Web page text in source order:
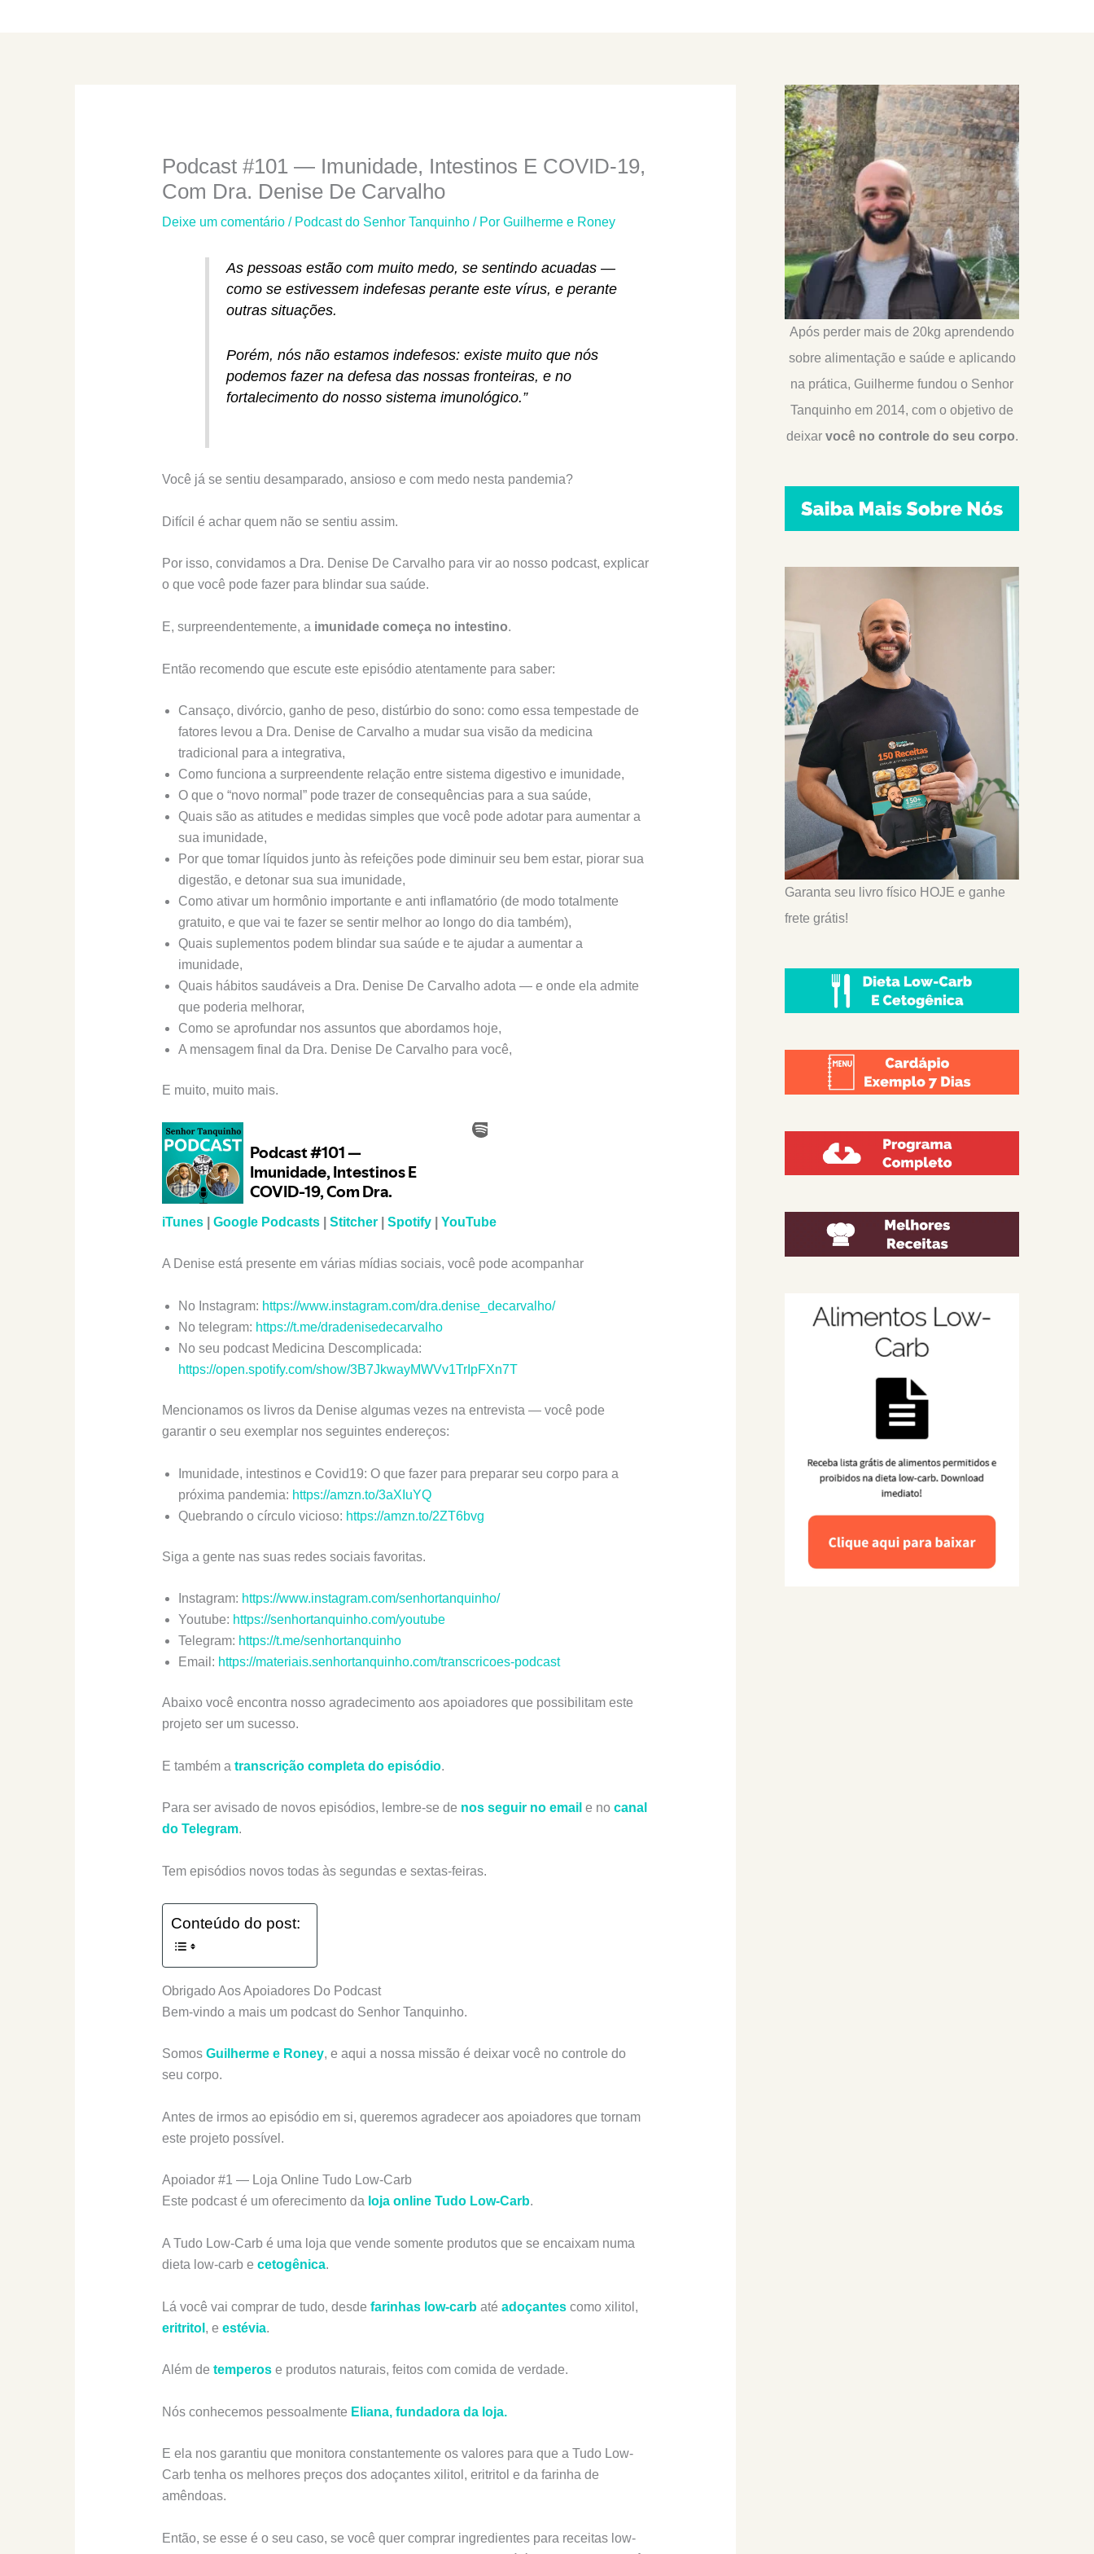
Podcast #101 — Imunidade, Intestinos E COVID-19,
Com Dra. Denise De Carvalho
Deixe um comentário / Podcast do Senhor Tanquinho/ Por Guilherme e Roney
As pessoas estão com muito medo, se sentindo acuadas —
como se estivessem indefesas perante este vírus, e perante
outras situações.
Porém, nós não estamos indefesos: existe muito que nós
podemos fazer na defesa das nossas fronteiras, e no
fortalecimento do nosso sistema imunológico.”
Você já se sentiu desamparado, ansioso e com medo nesta pandemia?
Difícil é achar quem não se sentiu assim.
Por isso, convidamos a Dra. Denise De Carvalho para vir ao nosso podcast, explicar
o que você pode fazer para blindar sua saúde.
E, surpreendentemente, a imunidade começa no intestino.
Então recomendo que escute este episódio atentamente para saber:
Cansaço, divórcio, ganho de peso, distúrbio do sono: como essa tempestade de
fatores levou a Dra. Denise de Carvalho a mudar sua visão da medicina
tradicional para a integrativa,
Como funciona a surpreendente relação entre sistema digestivo e imunidade,
O que o “novo normal” pode trazer de consequências para a sua saúde,
Quais são as atitudes e medidas simples que você pode adotar para aumentar a
sua imunidade,
Por que tomar líquidos junto às refeições pode diminuir seu bem estar, piorar sua
digestão, e detonar sua sua imunidade,
Como ativar um hormônio importante e anti inflamatório (de modo totalmente
gratuito, e que vai te fazer se sentir melhor ao longo do dia também),
Quais suplementos podem blindar sua saúde e te ajudar a aumentar a
imunidade,
Quais hábitos saudáveis a Dra. Denise De Carvalho adota — e onde ela admite
que poderia melhorar,
Como se aprofundar nos assuntos que abordamos hoje,
A mensagem final da Dra. Denise De Carvalho para você,
E muito, muito mais.
iTunes| Google Podcasts| Stitcher| Spotify| YouTube
A Denise está presente em várias mídias sociais, você pode acompanhar
No Instagram: https://www.instagram.com/dra.denise_decarvalho/
No telegram: https://t.me/dradenisedecarvalho
No seu podcast Medicina Descomplicada:
https://open.spotify.com/show/3B7JkwayMWVv1TrIpFXn7T
Mencionamos os livros da Denise algumas vezes na entrevista — você pode
garantir o seu exemplar nos seguintes endereços:
Imunidade, intestinos e Covid19: O que fazer para preparar seu corpo para a
próxima pandemia: https://amzn.to/3aXIuYQ
Quebrando o círculo vicioso: https://amzn.to/2ZT6bvg
Siga a gente nas suas redes sociais favoritas.
Instagram: https://www.instagram.com/senhortanquinho/
Youtube: https://senhortanquinho.com/youtube
Telegram: https://t.me/senhortanquinho
Email: https://materiais.senhortanquinho.com/transcricoes-podcast
Abaixo você encontra nosso agradecimento aos apoiadores que possibilitam este
projeto ser um sucesso.
E também a transcrição completa do episódio.
Para ser avisado de novos episódios, lembre-se de nos seguir no email e no canal
do Telegram.
Tem episódios novos todas às segundas e sextas-feiras.
Conteúdo do post:
Obrigado Aos Apoiadores Do Podcast
Bem-vindo a mais um podcast do Senhor Tanquinho.
Somos Guilherme e Roney, e aqui a nossa missão é deixar você no controle do
seu corpo.
Antes de irmos ao episódio em si, queremos agradecer aos apoiadores que tornam
este projeto possível.
Apoiador #1 — Loja Online Tudo Low-Carb
Este podcast é um oferecimento da loja online Tudo Low-Carb.
A Tudo Low-Carb é uma loja que vende somente produtos que se encaixam numa
dieta low-carb e cetogênica.
Lá você vai comprar de tudo, desde farinhas low-carbaté adoçantescomo xilitol,
eritritol , e estévia.
Além de temperose produtos naturais, feitos com comida de verdade.
Nós conhecemos pessoalmente Eliana, fundadora da loja.
E ela nos garantiu que monitora constantemente os valores para que a Tudo Low-
Carb tenha os melhores preços dos adoçantes xilitol, eritritol e da farinha de
amêndoas.
Então, se esse é o seu caso, se você quer comprar ingredientes para receitas low-
Após perder mais de 20kg aprendendo
sobre alimentação e saúde e aplicando
na prática, Guilherme fundou o Senhor
Tanquinho em 2014, com o objetivo de
deixar você no controle do seu corpo.
Garanta seu livro físico HOJE e ganhe
frete grátis!